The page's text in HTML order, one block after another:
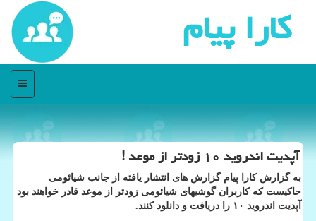
كارا پیام
منو
آپدیت اندروید ۱۰ زودتر از موعد !
به گزارش كارا پیام گزارش های انتشار یافته از جانب شیائومی
حاكیست كه كاربران گوشیهای شیائومی زودتر از موعد قادر خواهند بود
آپدیت اندروید ۱۰ را دریافت و دانلود كنند.